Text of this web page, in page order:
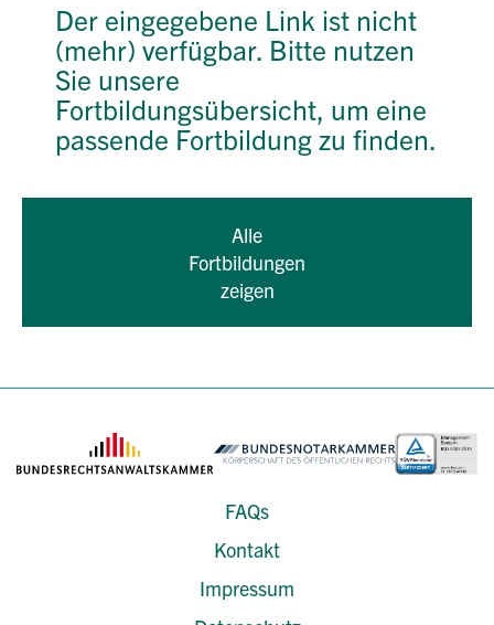
Der eingegebene Link ist nicht
(mehr) verfügbar. Bitte nutzen
Sie unsere
Fortbildungsübersicht, um eine
passende Fortbildung zu finden.
Alle
Fortbildungen
zeigen
FAQs
Kontakt
Impressum